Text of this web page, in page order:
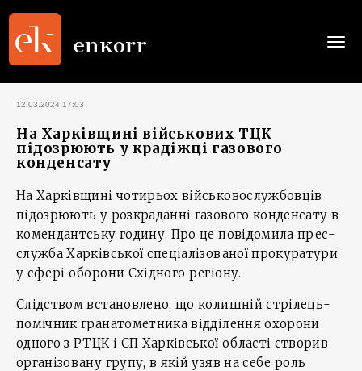
12.03.2024 17:03
На Харківщині військових ТЦК
підозрюють у крадіжці газового
конденсату
На Харківщині чотирьох військовослужбовців
підозрюють у розкраданні газового конденсату в
комендантську годину. Про це повідомила прес-
служба Харківської спеціалізованої прокуратури
у сфері оборони Східного регіону.
Слідством встановлено, що колишній стрілець-
помічник гранатометника відділення охорони
одного з РТЦК і СП Харківської області створив
організовану групу, в якій узяв на себе роль